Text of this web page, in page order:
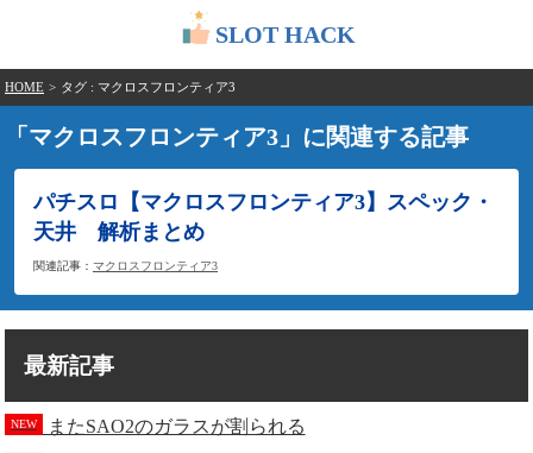
SLOT HACK
HOME > タグ : マクロスフロンティア3
「マクロスフロンティア3」に関連する記事
パチスロ【マクロスフロンティア3】スペック・
天井 解析まとめ
関連記事： マクロスフロンティア3
最新記事
NEW またSAO2のガラスが割られる